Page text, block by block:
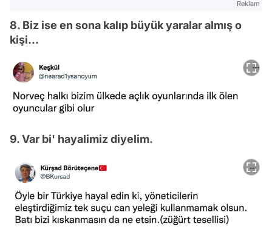
Reklam
8. Biz ise en sona kalıp büyük yaralar almış o
kişi...
9. Var bi' hayalimiz diyelim.